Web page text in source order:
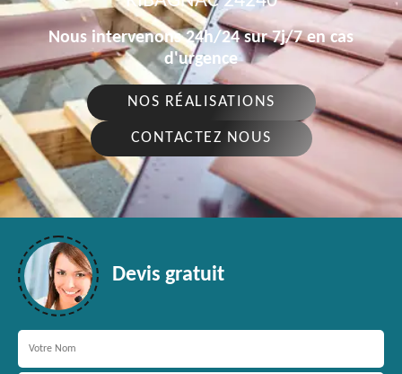
Nous intervenons 24h/24 sur 7j/7 en cas
d'urgence
NOS RÉALISATIONS
CONTACTEZ NOUS
Devis gratuit